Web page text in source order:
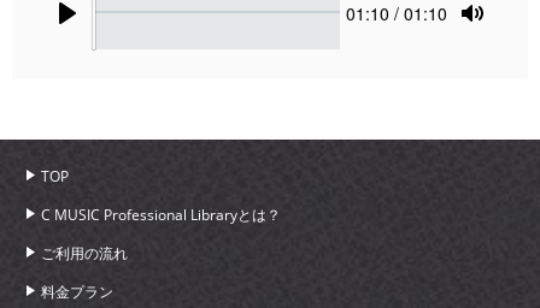
Current
01:10 / 01:10
TOP
C MUSIC Professional Libraryとは？
ご利用の流れ
料金プラン